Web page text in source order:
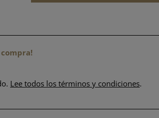
Lee todos los términos y condiciones.